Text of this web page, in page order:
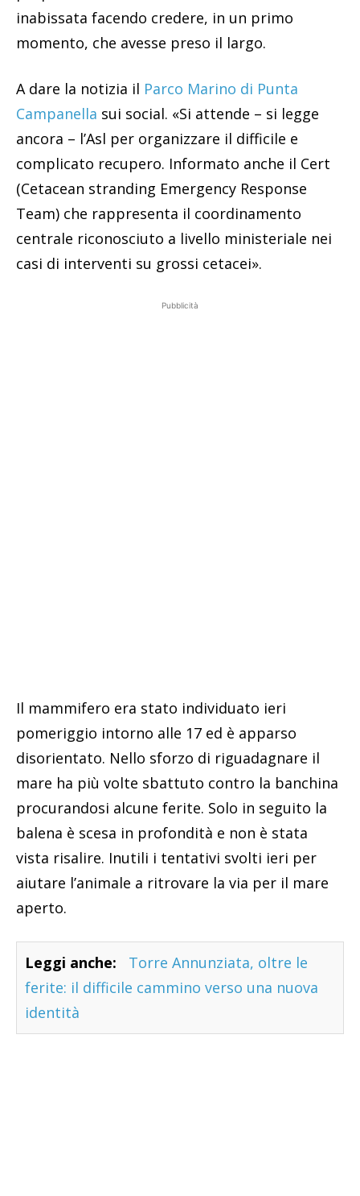
inabissata facendo credere, in un primo
momento, che avesse preso il largo.
A dare la notizia il Parco Marino di Punta
Campanella sui social. «Si attende – si legge
ancora – l’Asl per organizzare il difficile e
complicato recupero. Informato anche il Cert
(Cetacean stranding Emergency Response
Team) che rappresenta il coordinamento
centrale riconosciuto a livello ministeriale nei
casi di interventi su grossi cetacei».
Pubblicità
Il mammifero era stato individuato ieri
pomeriggio intorno alle 17 ed è apparso
disorientato. Nello sforzo di riguadagnare il
mare ha più volte sbattuto contro la banchina
procurandosi alcune ferite. Solo in seguito la
balena è scesa in profondità e non è stata
vista risalire. Inutili i tentativi svolti ieri per
aiutare l’animale a ritrovare la via per il mare
aperto.
Leggi anche:
Torre Annunziata, oltre le
ferite: il difficile cammino verso una nuova
identità